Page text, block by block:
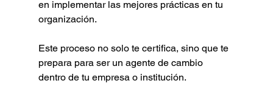
en implementar las mejores prácticas en tu
organización.
Este proceso no solo te certifica, sino que te
prepara para ser un agente de cambio
dentro de tu empresa o institución.